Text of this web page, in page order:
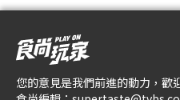
您的意見是我們前進的動力，歡